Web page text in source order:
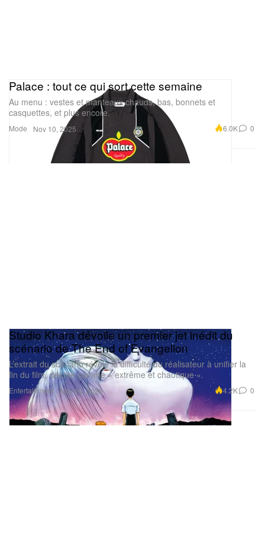
Mode
Palace : tout ce qui sort cette semaine
Au menu : vestes et manteaux chauds, bas, bonnets et
casquettes, et plus encore.
Nov 10, 2025 6.0K 0
Entertainment
Studio Khara dévoile un premier jet inédit du
scénario de The End of Evangelion
L’extrait du scénario révèle la difficulté du réalisateur à unifier la
fin du film, décrite comme « extrême et chaotique ».
Nov 10, 2025 4.2K 0